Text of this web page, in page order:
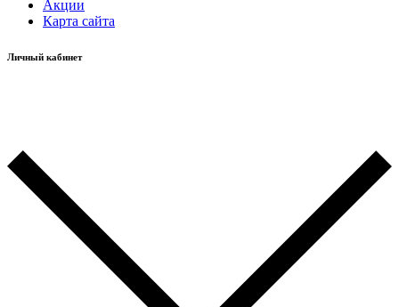
Акции
Карта сайта
Личный кабинет